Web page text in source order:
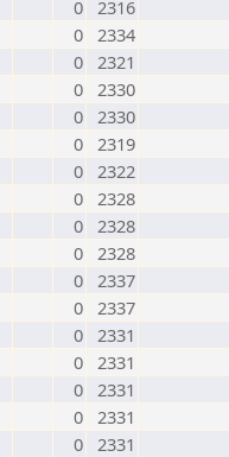
0 2316
0 2334
0 2321
0 2330
0 2330
0 2319
0 2322
0 2328
0 2328
0 2328
0 2337
0 2337
0 2331
0 2331
0 2331
0 2331
0 2331